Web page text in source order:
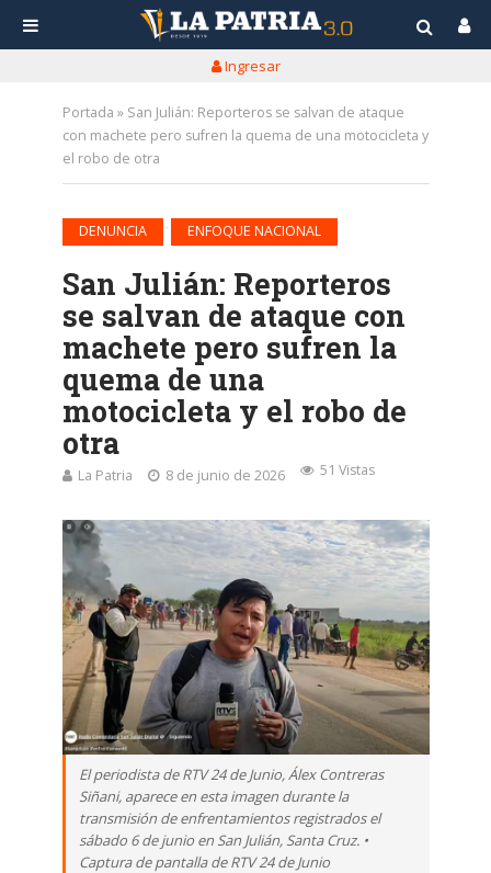
Ingresar
Portada » San Julián: Reporteros se salvan de ataque
con machete pero sufren la quema de una motocicleta y
el robo de otra
DENUNCIA ENFOQUE NACIONAL
San Julián: Reporteros
se salvan de ataque con
machete pero sufren la
quema de una
motocicleta y el robo de
otra
La Patria 8 de junio de 2026 51 Vistas
El periodista de RTV 24 de Junio, Álex Contreras
Siñani, aparece en esta imagen durante la
transmisión de enfrentamientos registrados el
sábado 6 de junio en San Julián, Santa Cruz. •
Captura de pantalla de RTV 24 de Junio